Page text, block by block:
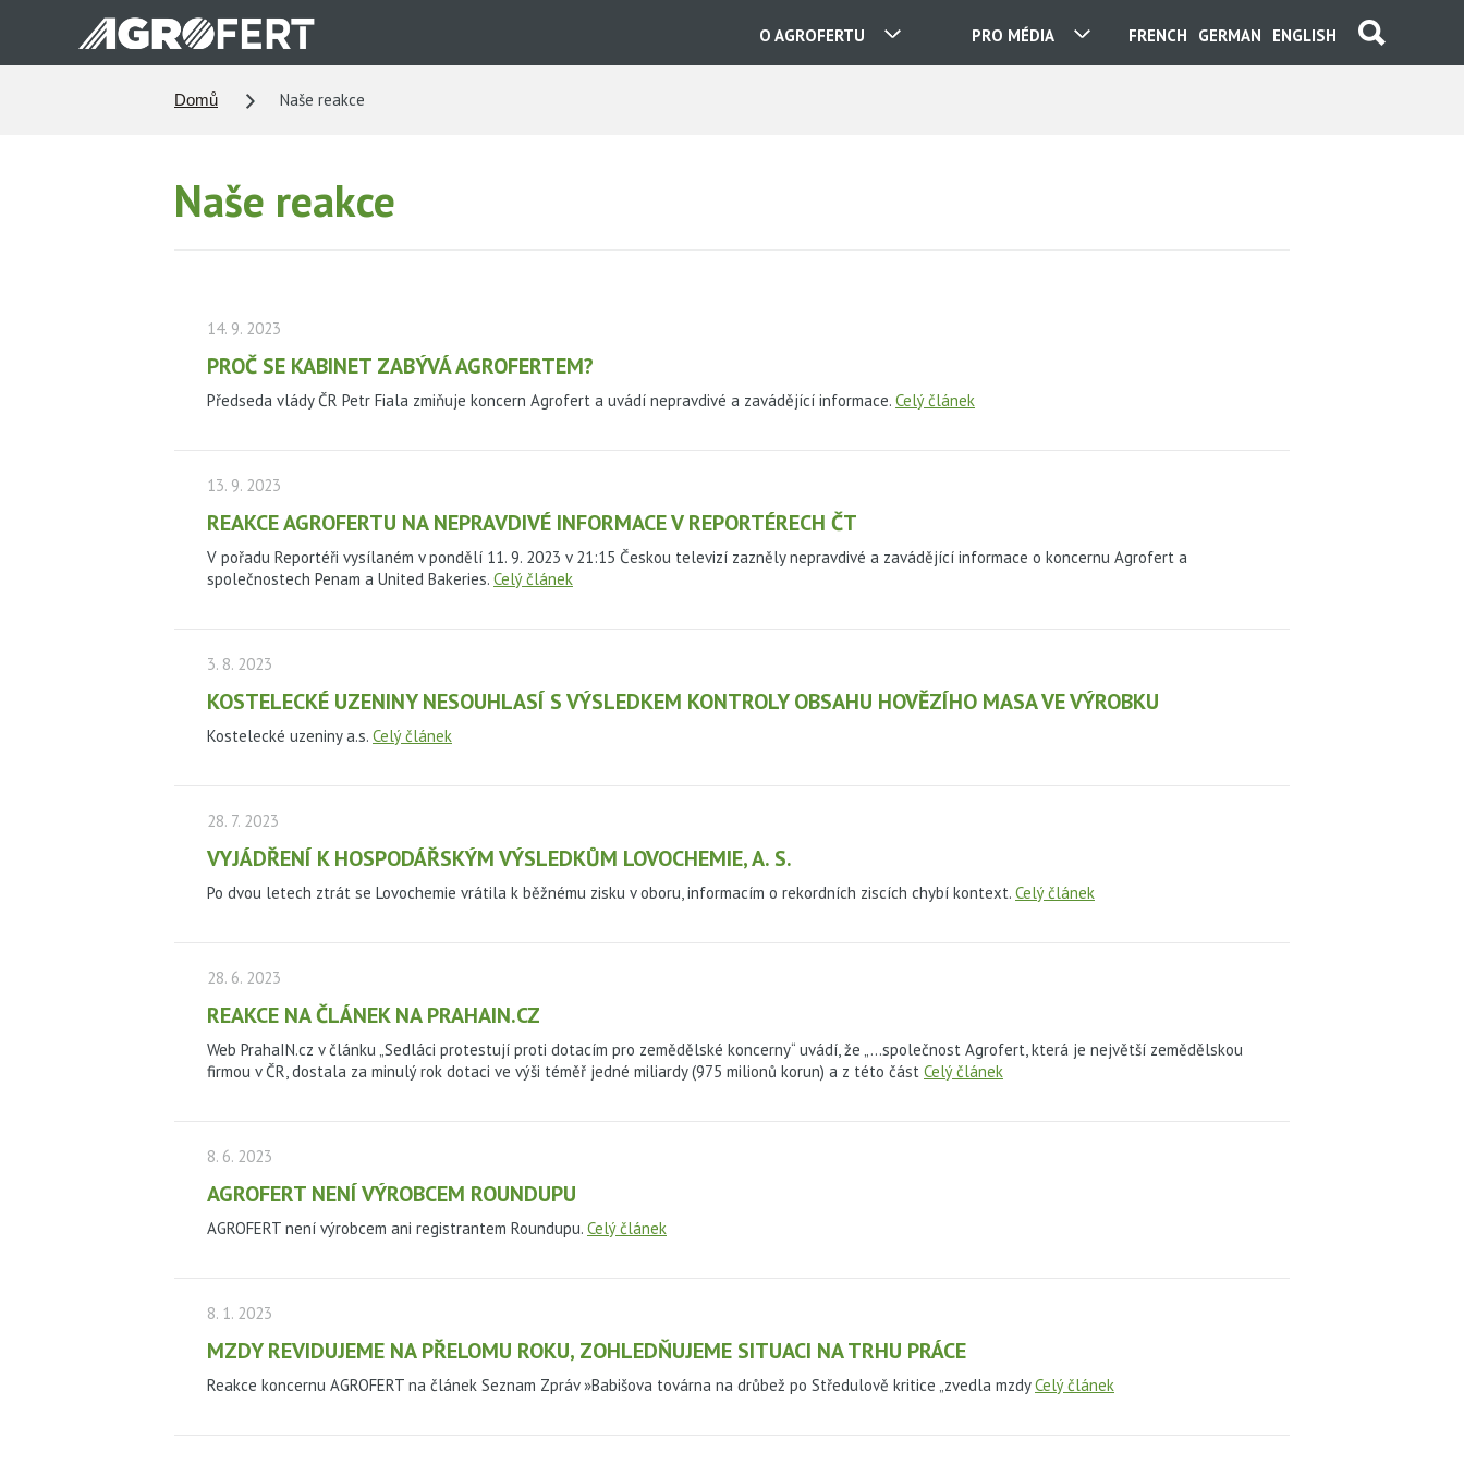
hlavnímu
ENGLISH
GERMAN
FRENCH
PRO MÉDIA
O AGROFERTU
Domů Naše reakce
Naše reakce
14. 9. 2023
PROČ SE KABINET ZABÝVÁ AGROFERTEM?
Předseda vlády ČR Petr Fiala zmiňuje koncern Agrofert a uvádí nepravdivé a zavádějící informace. Celý článek
13. 9. 2023
REAKCE AGROFERTU NA NEPRAVDIVÉ INFORMACE V REPORTÉRECH ČT
V pořadu Reportéři vysílaném v pondělí 11. 9. 2023 v 21:15 Českou televizí zazněly nepravdivé a zavádějící informace o koncernu Agrofert a
společnostech Penam a United Bakeries. Celý článek
3. 8. 2023
KOSTELECKÉ UZENINY NESOUHLASÍ S VÝSLEDKEM KONTROLY OBSAHU HOVĚZÍHO MASA VE VÝROBKU
Kostelecké uzeniny a.s. Celý článek
28. 7. 2023
VYJÁDŘENÍ K HOSPODÁŘSKÝM VÝSLEDKŮM LOVOCHEMIE, A. S.
Po dvou letech ztrát se Lovochemie vrátila k běžnému zisku v oboru, informacím o rekordních ziscích chybí kontext. Celý článek
28. 6. 2023
REAKCE NA ČLÁNEK NA PRAHAIN.CZ
Web PrahaIN.cz v článku „Sedláci protestují proti dotacím pro zemědělské koncerny“ uvádí, že „…společnost Agrofert, která je největší zemědělskou
firmou v ČR, dostala za minulý rok dotaci ve výši téměř jedné miliardy (975 milionů korun) a z této část Celý článek
8. 6. 2023
AGROFERT NENÍ VÝROBCEM ROUNDUPU
AGROFERT není výrobcem ani registrantem Roundupu. Celý článek
8. 1. 2023
MZDY REVIDUJEME NA PŘELOMU ROKU, ZOHLEDŇUJEME SITUACI NA TRHU PRÁCE
Reakce koncernu AGROFERT na článek Seznam Zpráv »Babišova továrna na drůbež po Středulově kritice „zvedla mzdyCelý článek